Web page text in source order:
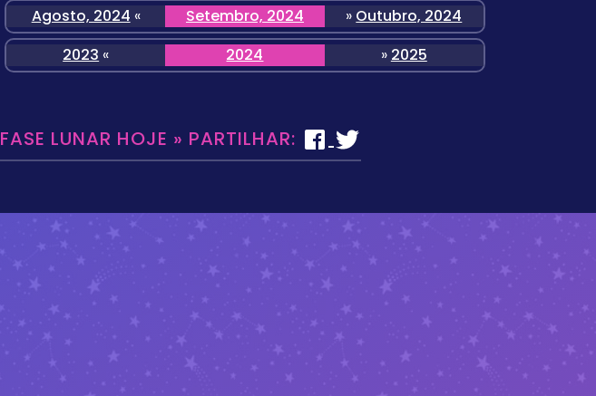
Agosto, 2024 « Setembro, 2024 » Outubro, 2024
2023 « 2024 » 2025
FASE LUNAR HOJE » PARTILHAR: